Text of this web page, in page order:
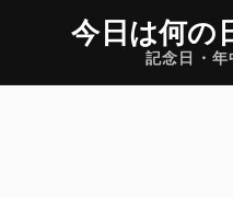
今日は何の
記念日・年